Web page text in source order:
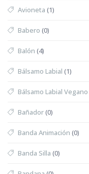
Avioneta (1)
Babero (0)
Balón (4)
Bálsamo Labial (1)
Bálsamo Labial Vegano
Bañador(0)
Banda Animación (0)
Banda Silla (0)